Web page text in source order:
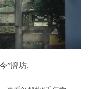
”牌坊.